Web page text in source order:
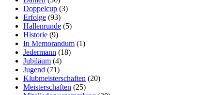
Doppelcup (3)
Erfolge (93)
Hallenrunde (5)
Historie (9)
In Memorandum (1)
Jedermann (18)
Jubiläum (4)
Jugend (71)
Klubmeisterschaften (20)
Meisterschaften (25)